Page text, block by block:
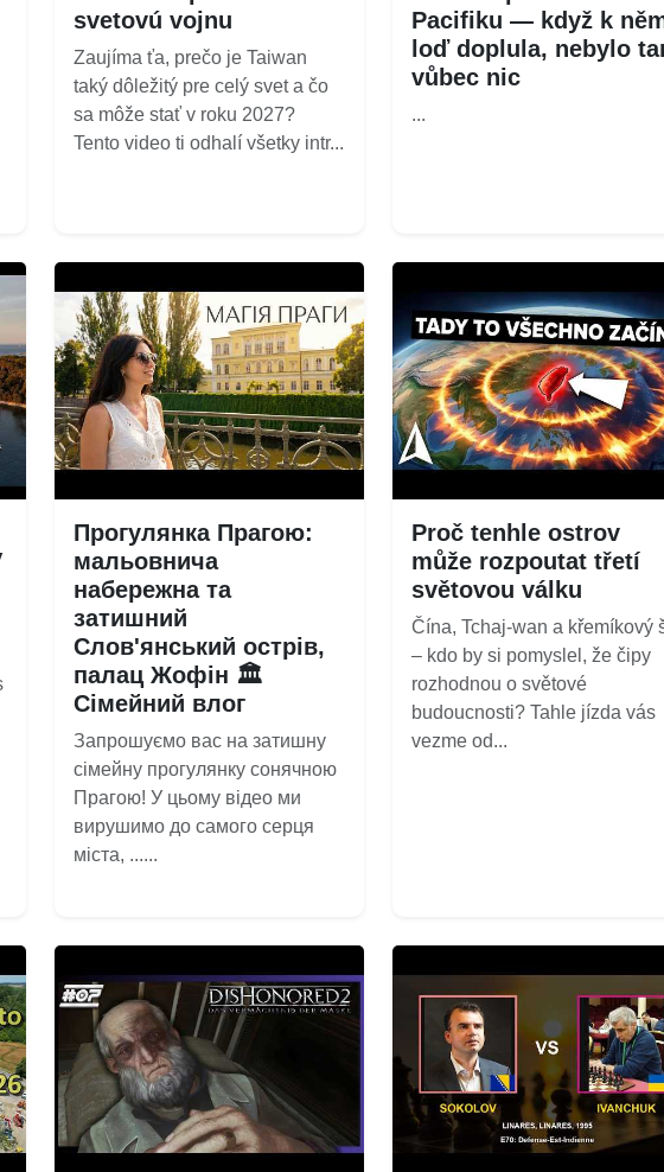
svetovú vojnu
Zaujíma ťa, prečo je Taiwan
taký dôležitý pre celý svet a čo
sa môže stať v roku 2027?
Tento video ti odhalí všetky intr...
Pacifiku — když k
loď doplula, nebylo
vůbec nic
...
Прогулянка Прагою:
мальовнича
набережна та
затишний
Слов'янський острів,
палац Жофін 🏛️
Сімейний влог
Запрошуємо вас на затишну
сімейну прогулянку сонячною
Прагою! У цьому відео ми
вирушимо до самого серця
міста, ......
Proč tenhle ostrov
může rozpoutat třetí
světovou válku
Čína, Tchaj-wan a křemíkový
– kdo by si pomyslel, že čipy
rozhodnou o světové
budoucnosti? Tahle jízda vás
vezme od...